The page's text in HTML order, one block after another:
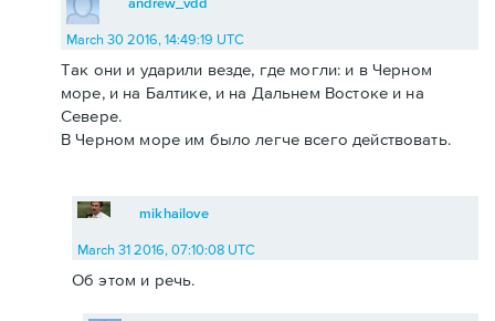
March 30 2016, 14:49:19 UTC
Так они и ударили везде, где могли: и в Черном
море, и на Балтике, и на Дальнем Востоке и на
Севере.
В Черном море им было легче всего действовать.
mikhailove
March 31 2016, 07:10:08 UTC
Об этом и речь.